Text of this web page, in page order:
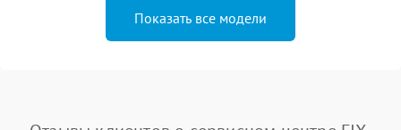
Показать все модели